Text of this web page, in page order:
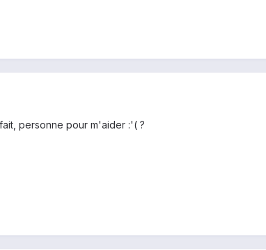
personne pour m'aider :'( ?